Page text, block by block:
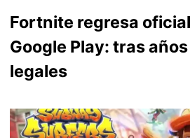
Fortnite regresa
Google Play: tras
legales